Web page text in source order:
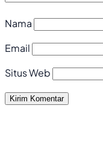
Nama
Email
Situs Web